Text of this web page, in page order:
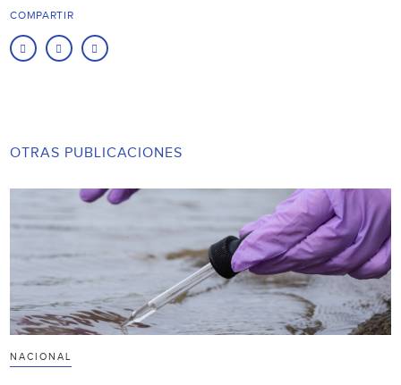
COMPARTIR
OTRAS PUBLICACIONES
NACIONAL